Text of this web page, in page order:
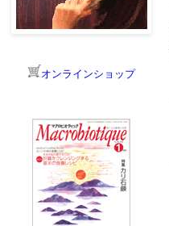
オンラインショップ